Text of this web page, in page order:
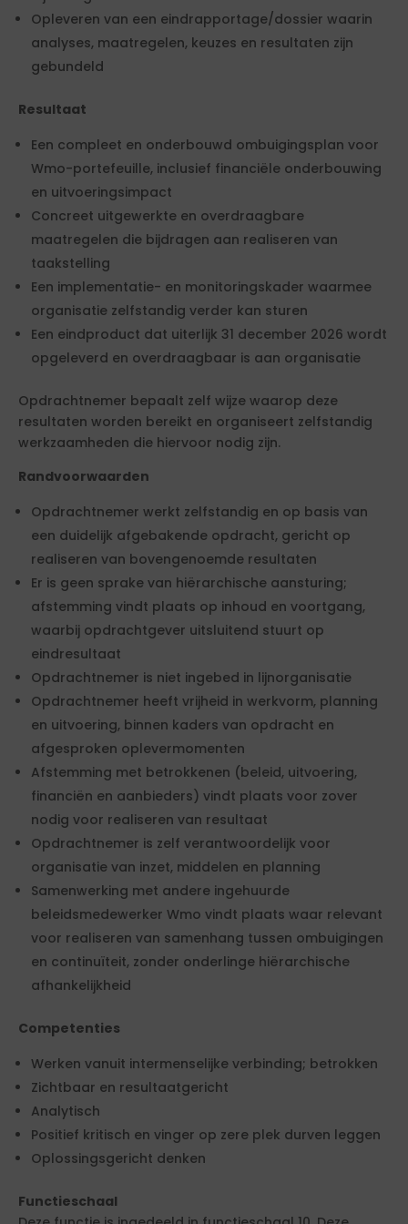
Opleveren van een eindrapportage/dossier waarin
analyses, maatregelen, keuzes en resultaten zijn
gebundeld
Resultaat
Een compleet en onderbouwd ombuigingsplan voor
Wmo-portefeuille, inclusief financiële onderbouwing
en uitvoeringsimpact
Concreet uitgewerkte en overdraagbare
maatregelen die bijdragen aan realiseren van
taakstelling
Een implementatie- en monitoringskader waarmee
organisatie zelfstandig verder kan sturen
Een eindproduct dat uiterlijk 31 december 2026 wordt
opgeleverd en overdraagbaar is aan organisatie
Opdrachtnemer bepaalt zelf wijze waarop deze
resultaten worden bereikt en organiseert zelfstandig
werkzaamheden die hiervoor nodig zijn.
Randvoorwaarden
Opdrachtnemer werkt zelfstandig en op basis van
een duidelijk afgebakende opdracht, gericht op
realiseren van bovengenoemde resultaten
Er is geen sprake van hiërarchische aansturing;
afstemming vindt plaats op inhoud en voortgang,
waarbij opdrachtgever uitsluitend stuurt op
eindresultaat
Opdrachtnemer is niet ingebed in lijnorganisatie
Opdrachtnemer heeft vrijheid in werkvorm, planning
en uitvoering, binnen kaders van opdracht en
afgesproken oplevermomenten
Afstemming met betrokkenen (beleid, uitvoering,
financiën en aanbieders) vindt plaats voor zover
nodig voor realiseren van resultaat
Opdrachtnemer is zelf verantwoordelijk voor
organisatie van inzet, middelen en planning
Samenwerking met andere ingehuurde
beleidsmedewerker Wmo vindt plaats waar relevant
voor realiseren van samenhang tussen ombuigingen
en continuïteit, zonder onderlinge hiërarchische
afhankelijkheid
Competenties
Werken vanuit intermenselijke verbinding; betrokken
Zichtbaar en resultaatgericht
Analytisch
Positief kritisch en vinger op zere plek durven leggen
Oplossingsgericht denken
Functieschaal